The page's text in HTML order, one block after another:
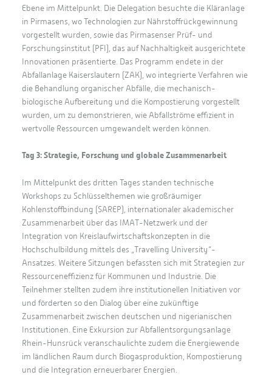
Ebene im Mittelpunkt. Die Delegation besuchte die Kläranlage
in Pirmasens, wo Technologien zur Nährstoffrückgewinnung
vorgestellt wurden, sowie das Pirmasenser Prüf- und
Forschungsinstitut (PFI), das auf Nachhaltigkeit ausgerichtete
Innovationen präsentierte. Das Programm endete in der
Abfallanlage Kaiserslautern (ZAK), wo integrierte Verfahren wie
die Behandlung organischer Abfälle, die mechanisch-
biologische Aufbereitung und die Kompostierung vorgestellt
wurden, um zu demonstrieren, wie Abfallströme effizient in
wertvolle Ressourcen umgewandelt werden können.
Tag 3: Strategie, Forschung und globale Zusammenarbeit
Im Mittelpunkt des dritten Tages standen technische
Workshops zu Schlüsselthemen wie großräumiger
Kohlenstoffbindung (SAREP), internationaler akademischer
Zusammenarbeit über das IMAT-Netzwerk und der
Integration von Kreislaufwirtschaftskonzepten in die
Hochschulbildung mittels des „Travelling University“-
Ansatzes. Weitere Sitzungen befassten sich mit Strategien zur
Ressourceneffizienz für Kommunen und Industrie. Die
Teilnehmer stellten zudem ihre institutionellen Initiativen vor
und förderten so den Dialog über eine zukünftige
Zusammenarbeit zwischen deutschen und nigerianischen
Institutionen. Eine Exkursion zur Abfallentsorgungsanlage
Rhein-Hunsrück veranschaulichte zudem die Energiewende
im ländlichen Raum durch Biogasproduktion, Kompostierung
und die Integration erneuerbarer Energien.